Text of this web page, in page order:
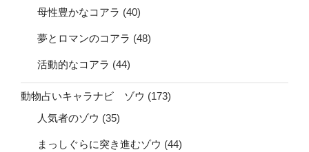
母性豊かなコアラ (40)
夢とロマンのコアラ (48)
活動的なコアラ (44)
動物占いキャラナビ ゾウ (173)
人気者のゾウ (35)
まっしぐらに突き進むゾウ (44)